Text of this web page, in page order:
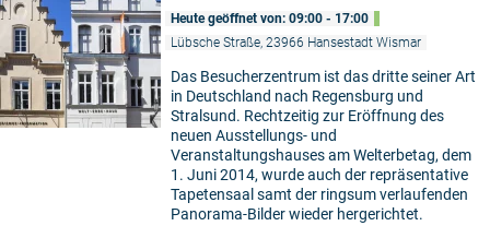
Heute geöffnet von: 09:00 - 17:00
Lübsche Straße, 23966 Hansestadt Wismar
Das Besucherzentrum ist das dritte seiner Art
in Deutschland nach Regensburg und
Stralsund. Rechtzeitig zur Eröffnung des
neuen Ausstellungs- und
Veranstaltungshauses am Welterbetag, dem
1. Juni 2014, wurde auch der repräsentative
Tapetensaal samt der ringsum verlaufenden
Panorama-Bilder wieder hergerichtet.